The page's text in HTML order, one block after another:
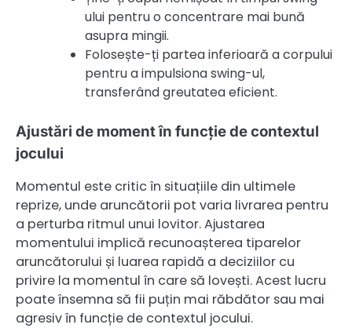
ului pentru o concentrare mai bună
asupra mingii.
Folosește-ți partea inferioară a corpului
pentru a impulsiona swing-ul,
transferând greutatea eficient.
Ajustări de moment în funcție de contextul
jocului
Momentul este critic în situațiile din ultimele
reprize, unde aruncătorii pot varia livrarea pentru
a perturba ritmul unui lovitor. Ajustarea
momentului implică recunoașterea tiparelor
aruncătorului și luarea rapidă a deciziilor cu
privire la momentul în care să lovești. Acest lucru
poate însemna să fii puțin mai răbdător sau mai
agresiv în funcție de contextul jocului.